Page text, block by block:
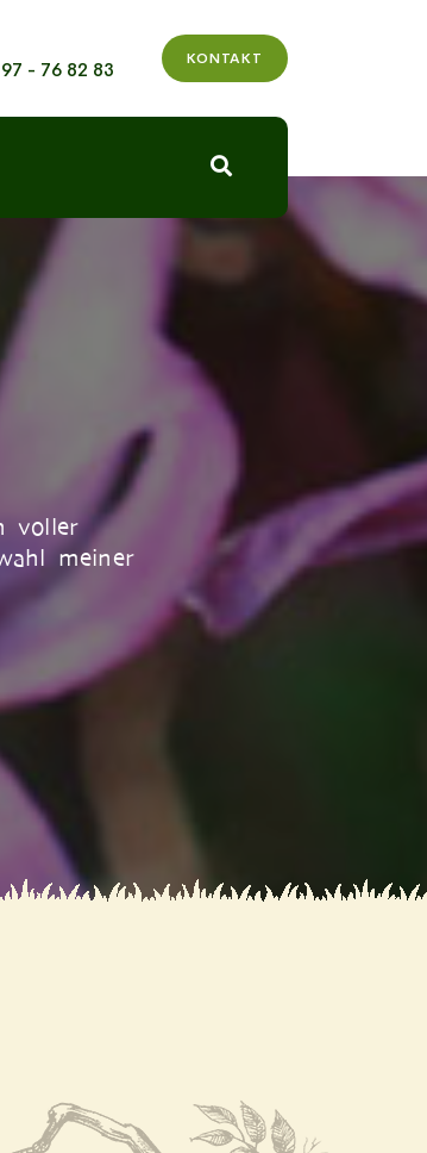
- 76 82 83 KONTAKT
voller
meiner